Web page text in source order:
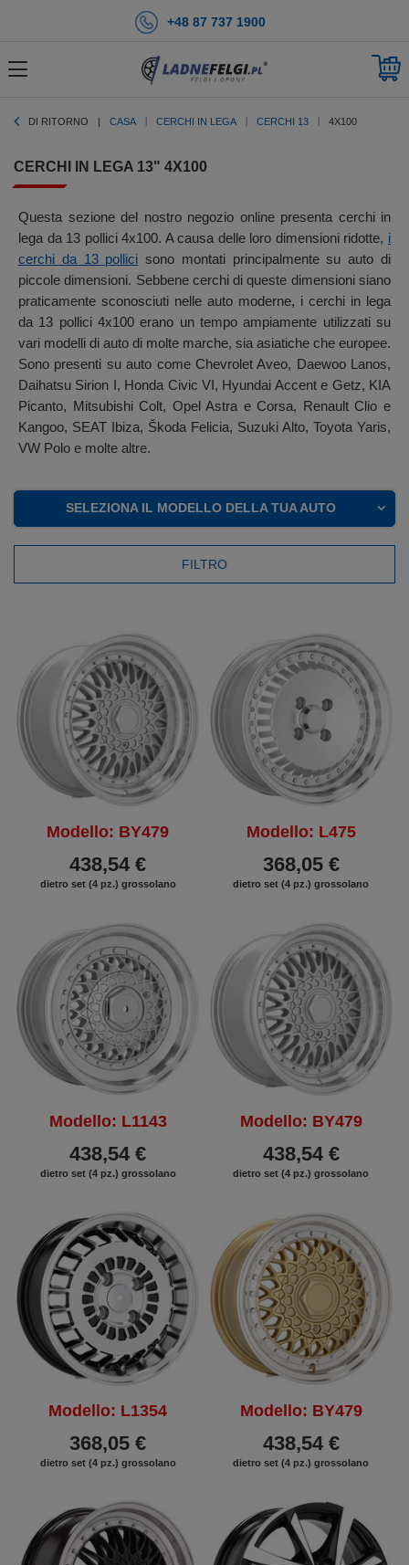
+48 87 737 1900
DI RITORNO CASA CERCHI IN LEGA CERCHI 13 4X100
CERCHI IN LEGA 13" 4X100
Questa sezione del nostro negozio online presenta cerchi in
lega da 13 pollici 4x100. A causa delle loro dimensioni ridotte, i
cerchi da 13 pollici sono montati principalmente su auto di
piccole dimensioni. Sebbene cerchi di queste dimensioni siano
praticamente sconosciuti nelle auto moderne, i cerchi in lega
da 13 pollici 4x100 erano un tempo ampiamente utilizzati su
vari modelli di auto di molte marche, sia asiatiche che europee.
Sono presenti su auto come Chevrolet Aveo, Daewoo Lanos,
Daihatsu Sirion I, Honda Civic VI, Hyundai Accent e Getz, KIA
Picanto, Mitsubishi Colt, Opel Astra e Corsa, Renault Clio e
Kangoo, SEAT Ibiza, Škoda Felicia, Suzuki Alto, Toyota Yaris,
VW Polo e molte altre.
SELEZIONA IL MODELLO DELLA TUA AUTO
FILTRO
Modello: BY479
438,54 €
dietro set (4 pz.) grossolano
Modello: L475
368,05 €
dietro set (4 pz.) grossolano
Modello: L1143
438,54 €
dietro set (4 pz.) grossolano
Modello: BY479
438,54 €
dietro set (4 pz.) grossolano
Modello: L1354
368,05 €
dietro set (4 pz.) grossolano
Modello: BY479
438,54 €
dietro set (4 pz.) grossolano